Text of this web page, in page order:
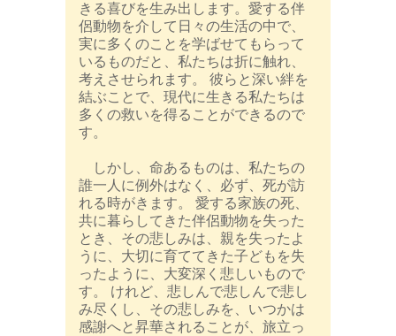
きる喜びを生み出します。愛する伴
侶動物を介して日々の生活の中で、
実に多くのことを学ばせてもらって
いるものだと、私たちは折に触れ、
考えさせられます。 彼らと深い絆を
結ぶことで、現代に生きる私たちは
多くの救いを得ることができるので
す。
しかし、命あるものは、私たちの
誰一人に例外はなく、必ず、死が訪
れる時がきます。 愛する家族の死、
共に暮らしてきた伴侶動物を失った
とき、その悲しみは、親を失ったよ
うに、大切に育ててきた子どもを失
ったように、大変深く悲しいもので
す。 けれど、悲しんで悲しんで悲し
み尽くし、その悲しみを、いつかは
感謝へと昇華されることが、旅立っ